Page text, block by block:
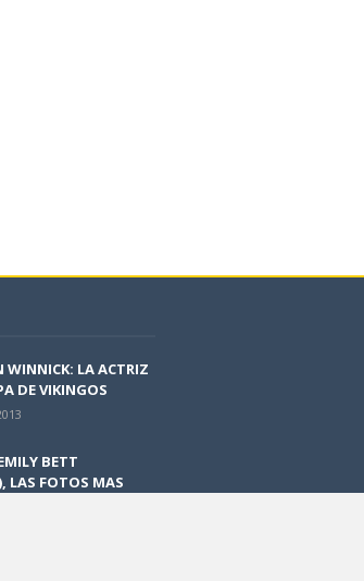
WINNICK: LA ACTRIZ
DE VIKINGOS
BETT
LAS FOTOS MAS